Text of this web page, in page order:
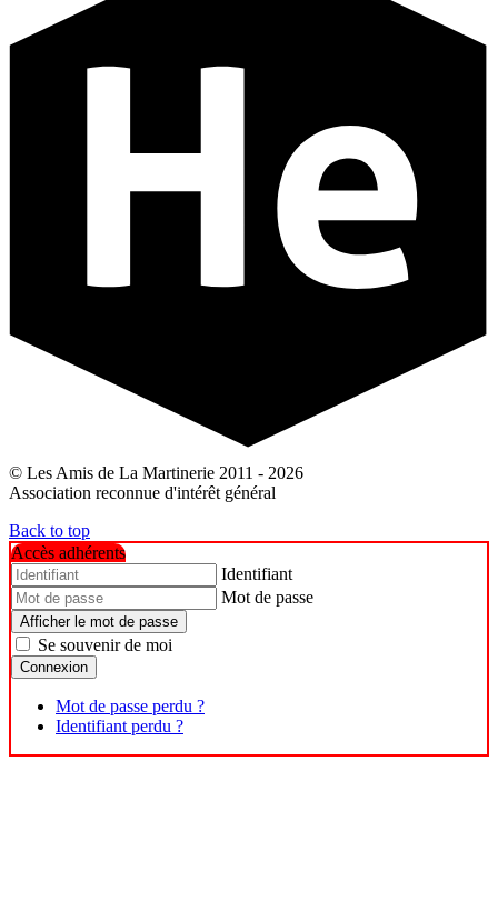
© Les Amis de La Martinerie 2011 - 2026
Association reconnue d'intérêt général
Back to top
Accès adhérents
Identifiant
Mot de passe
Afficher le mot de passe
Se souvenir de moi
Connexion
Mot de passe perdu ?
Identifiant perdu ?